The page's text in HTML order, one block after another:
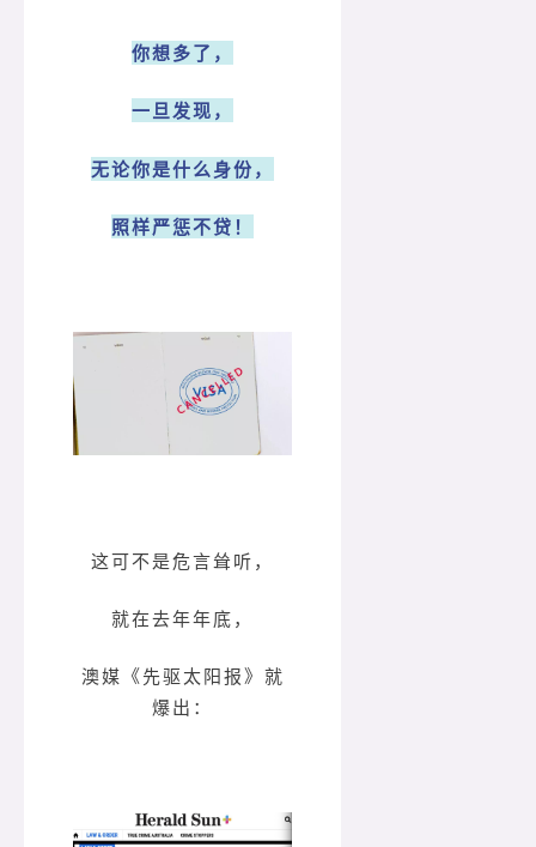
你想多了，
一旦发现，
无论你是什么身份，
照样严惩不贷！
这可不是危言耸听，
就在去年年底，
澳媒《先驱太阳报》就
爆出：